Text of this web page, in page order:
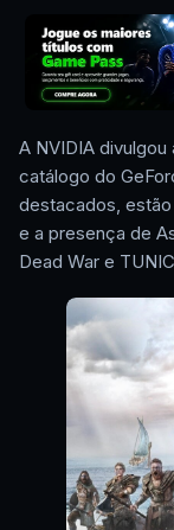
A NVIDIA
catálogo do
destacados, estão
e a presença de
Dead War e